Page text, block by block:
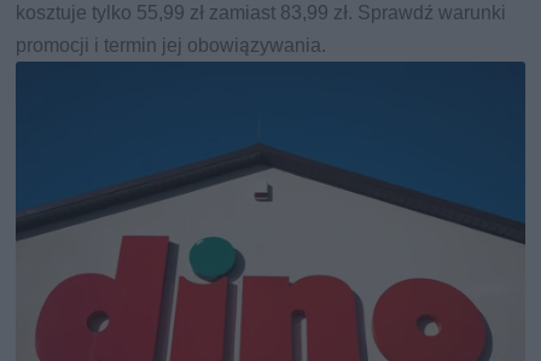
kosztuje tylko 55,99 zł zamiast 83,99 zł. Sprawdź warunki
promocji i termin jej obowiązywania.